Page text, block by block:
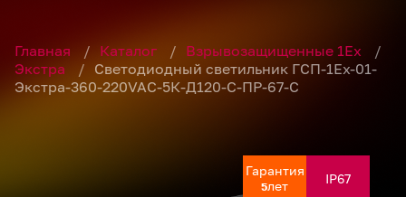
Главная / Каталог / Взрывозащищенные 1Ex
/
Экстра
/ Светодиодный светильник ГСП-1Ех-01-
Экстра-360-220VAC-5К-Д120-С-ПР-67-С
Гарантия
5лет IP67
Гарантия
5лет IP67
Гарантия
5лет IP67
Гарантия
5лет IP67
Гарантия
5лет IP67